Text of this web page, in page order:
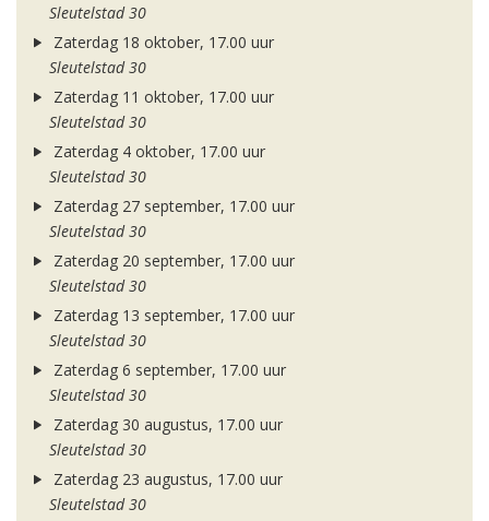
Sleutelstad 30
Zaterdag 18 oktober, 17.00 uur
Sleutelstad 30
Zaterdag 11 oktober, 17.00 uur
Sleutelstad 30
Zaterdag 4 oktober, 17.00 uur
Sleutelstad 30
Zaterdag 27 september, 17.00 uur
Sleutelstad 30
Zaterdag 20 september, 17.00 uur
Sleutelstad 30
Zaterdag 13 september, 17.00 uur
Sleutelstad 30
Zaterdag 6 september, 17.00 uur
Sleutelstad 30
Zaterdag 30 augustus, 17.00 uur
Sleutelstad 30
Zaterdag 23 augustus, 17.00 uur
Sleutelstad 30